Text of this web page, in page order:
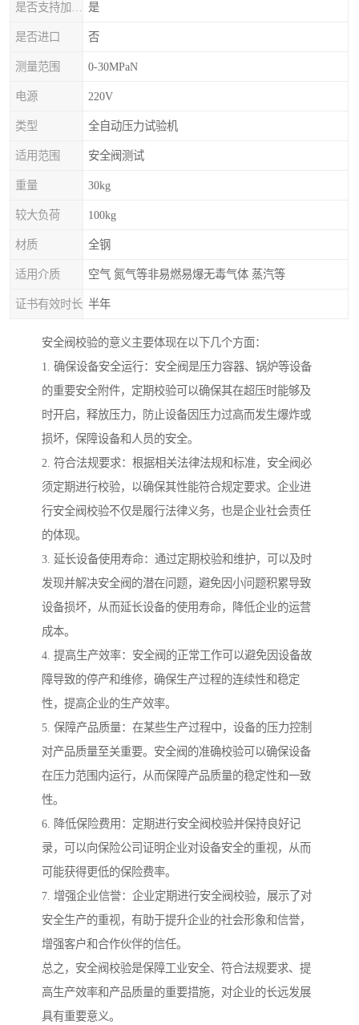
是
是否进口 否
测量范围 0-30MPaN
电源 220V
类型 全自动压力试验机
适用范围 安全阀测试
重量 30kg
较大负荷 100kg
材质 全钢
适用介质 空气 氮气等非易燃易爆无毒气体 蒸汽等
证书有效时长 半年
安全阀校验的意义主要体现在以下几个方面：
1. 确保设备安全运行：安全阀是压力容器、锅炉等设备
的重要安全附件，定期校验可以确保其在超压时能够及
时开启，释放压力，防止设备因压力过高而发生爆炸或
损坏，保障设备和人员的安全。
2. 符合法规要求：根据相关法律法规和标准，安全阀必
须定期进行校验，以确保其性能符合规定要求。企业进
行安全阀校验不仅是履行法律义务，也是企业社会责任
的体现。
3. 延长设备使用寿命：通过定期校验和维护，可以及时
发现并解决安全阀的潜在问题，避免因小问题积累导致
设备损坏，从而延长设备的使用寿命，降低企业的运营
成本。
4. 提高生产效率：安全阀的正常工作可以避免因设备故
障导致的停产和维修，确保生产过程的连续性和稳定
性，提高企业的生产效率。
5. 保障产品质量：在某些生产过程中，设备的压力控制
对产品质量至关重要。安全阀的准确校验可以确保设备
在压力范围内运行，从而保障产品质量的稳定性和一致
性。
6. 降低保险费用：定期进行安全阀校验并保持良好记
录，可以向保险公司证明企业对设备安全的重视，从而
可能获得更低的保险费率。
7. 增强企业信誉：企业定期进行安全阀校验，展示了对
安全生产的重视，有助于提升企业的社会形象和信誉，
增强客户和合作伙伴的信任。
总之，安全阀校验是保障工业安全、符合法规要求、提
高生产效率和产品质量的重要措施，对企业的长远发展
具有重要意义。